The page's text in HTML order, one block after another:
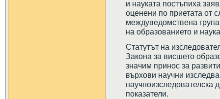
и науката постъпиха
оценени по приетата от
междуведомствена
на образованието и
Статутът на
Закона за висшето
значим принос за
върхови научни
научноизследователска
показатели.